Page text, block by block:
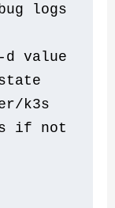
logs
k3s
if not